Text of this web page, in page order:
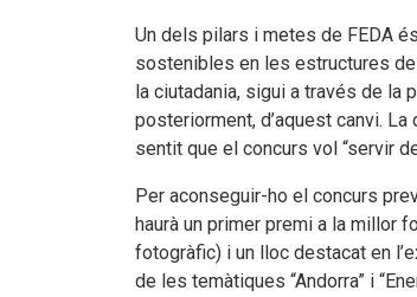
Un dels pilars i metes de FEDA
sostenibles en les estructures
la ciutadania, sigui a través de la
posteriorment, d’aquest canvi.
sentit que el concurs vol “servir
Per aconseguir-ho el concurs
haurà un primer premi a la millor
fotogràfic) i un lloc destacat en
de les temàtiques “Andorra” i